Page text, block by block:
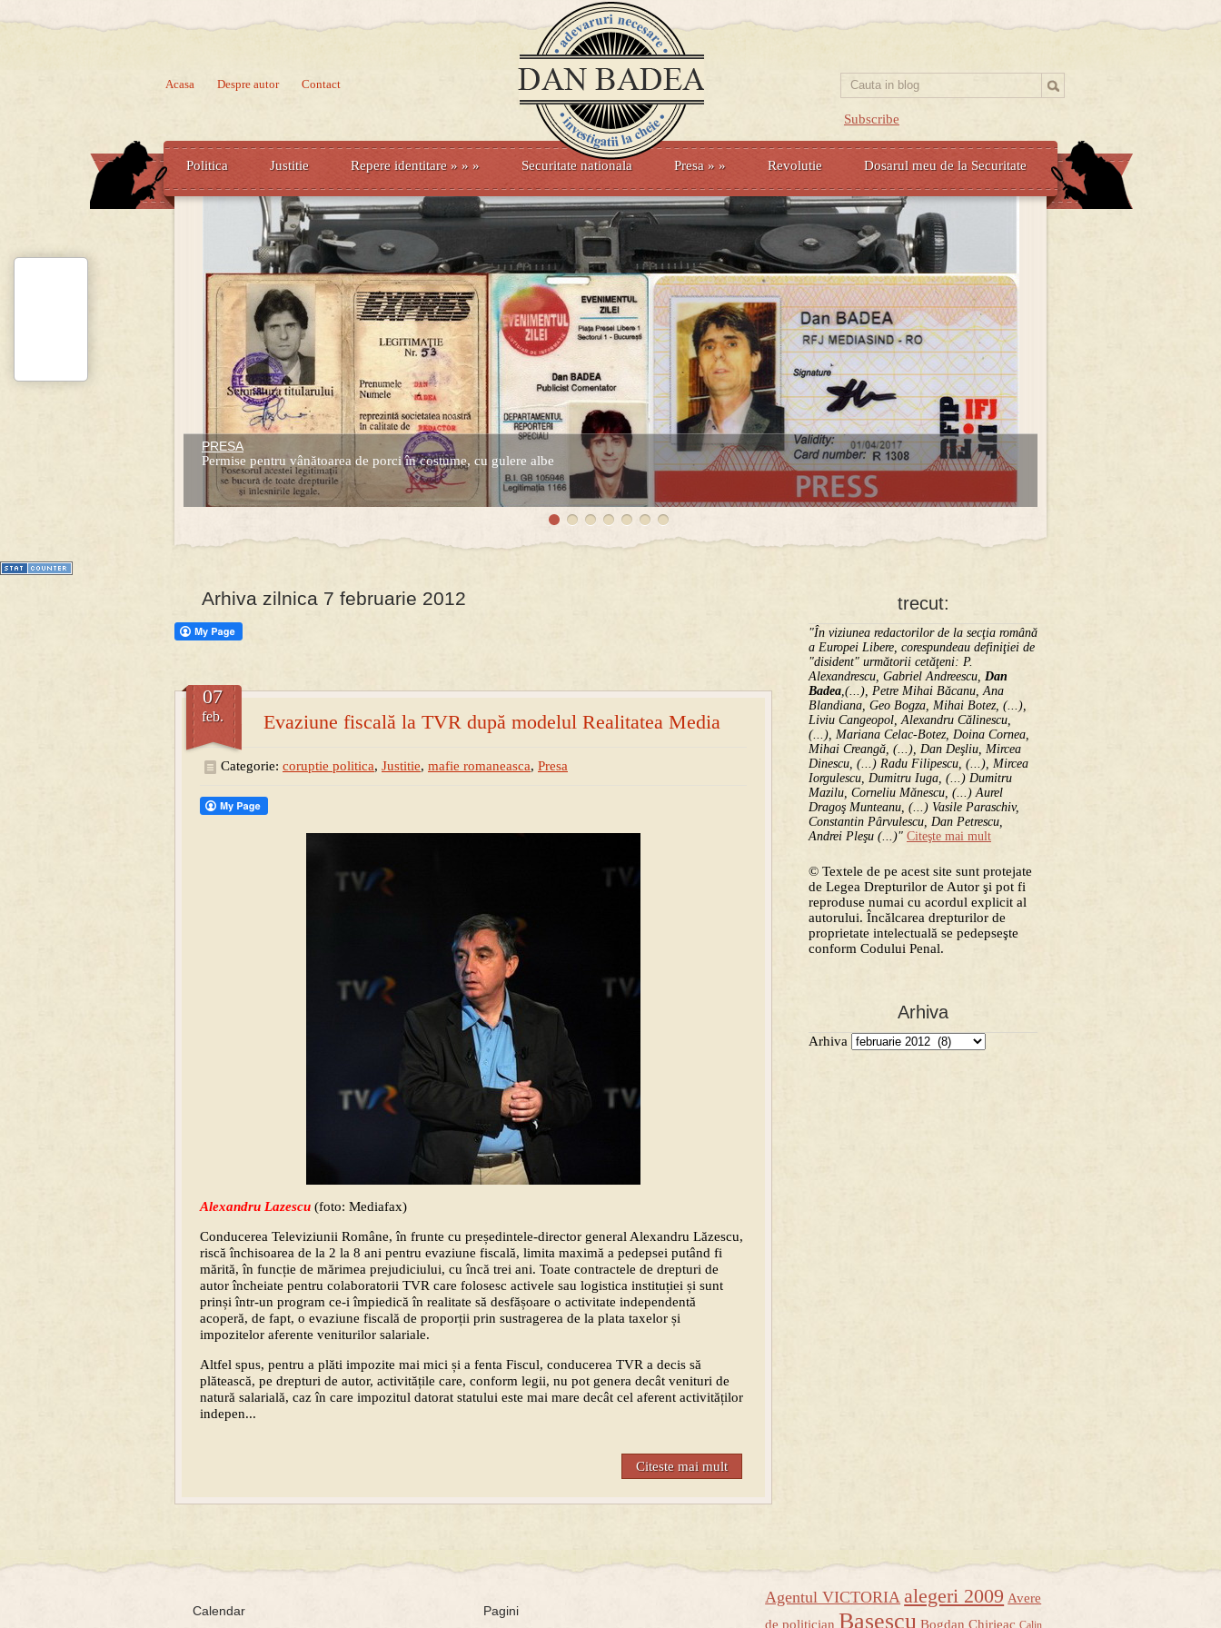
Subscribe
Acasa Despre autor Contact
Politica Justitie Repere identitare » » » Securitate nationala Presa » » Revolutie Dosarul meu de la Securitate
PRESA
Permise pentru vânătoarea de porci în costume, cu gulere albe
Prima mea carte publicata (Nemira)
Averea Presedintelui: prima lucrare despre controversatele conturi secrete ale Securitatii.
trecut:
"În viziunea redactorilor de la secţia română
a Europei Libere, corespundeau definiţiei de
"disident" următorii ce­tă­ţeni: P.
Alexandrescu, Gabriel Andreescu, Dan
Badea,(...), Petre Mihai Băcanu, Ana
Blandiana, Geo Bogza, Mihai Botez, (...),
Liviu Cangeopol, Alexandru Călinescu,
(...), Mariana Celac-Botez, Doina Cornea,
Mihai Creangă, (...), Dan Deşliu, Mircea
Dinescu, (...) Radu Filipescu, (...), Mircea
Iorgulescu, Dumitru Iuga, (...) Dumitru
Mazilu, Corneliu Mănescu, (...) Aurel
Dragoş Munteanu, (...) Vasile Paraschiv,
Constantin Pârvulescu, Dan Petrescu,
Andrei Pleşu (...)" Citeşte mai mult
© Textele de pe acest site sunt protejate
de Legea Drepturilor de Autor şi pot fi
reproduse numai cu acordul explicit al
autorului. Încălcarea drepturilor de
proprietate intelectuală se pedepseşte
conform Codului Penal.
Arhiva
Arhiva
Arhiva zilnica 7 februarie 2012
Evaziune fiscală la TVR după modelul Realitatea Media
07
feb.
Categorie: coruptie politica, Justitie, mafie romaneasca, Presa
Alexandru Lazescu (foto: Mediafax)
Conducerea Televiziunii Române, în frunte cu președintele-director general Alexandru Lăzescu,
riscă închisoarea de la 2 la 8 ani pentru evaziune fiscală, limita maximă a pedepsei putând fi
mărită, în funcție de mărimea prejudiciului, cu încă trei ani. Toate contractele de drepturi de
autor încheiate pentru colaboratorii TVR care folosesc activele sau logistica instituției și sunt
prinși într-un program ce-i împiedică în realitate să desfășoare o activitate independentă
acoperă, de fapt, o evaziune fiscală de proporții prin sustragerea de la plata taxelor și
impozitelor aferente veniturilor salariale.
Altfel spus, pentru a plăti impozite mai mici și a fenta Fiscul, conducerea TVR a decis să
plătească, pe drepturi de autor, activitățile care, conform legii, nu pot genera decât venituri de
natură salarială, caz în care impozitul datorat statului este mai mare decât cel aferent activităților
indepen...
Citeste mai mult
Calendar Pagini
Agentul VICTORIA alegeri 2009 Avere
de politician Basescu Bogdan Chirieac Calin